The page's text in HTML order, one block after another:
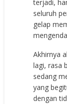
terjadi,
seluruh
gelap
Akhirnya
lagi, rasa
sedang
yang
dengan